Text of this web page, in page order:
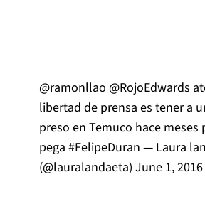
@ramonllao @RojoEdwards
libertad de prensa es tener a
preso en Temuco hace meses
pega #FelipeDuran — Laura
(@lauralandaeta) June 1, 2016